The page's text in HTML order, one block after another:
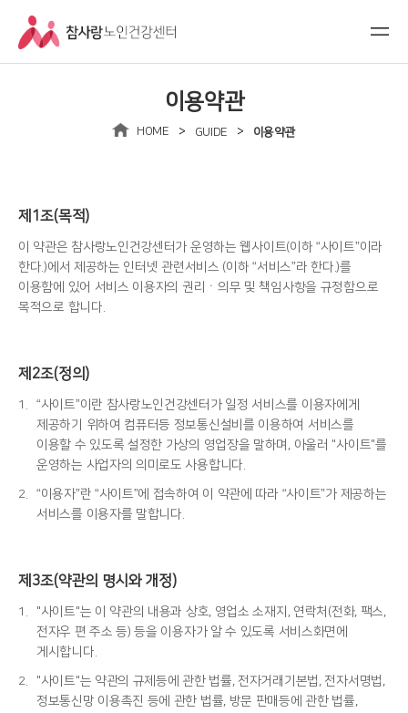
이용약관
HOME > GUIDE > 이용약관
제1조(목적)
이 약관은 참사랑노인건강센터가 운영하는 웹사이트(이하 “사이트”이라
한다.)에서 제공하는 인터넷 관련서비스 (이하 “서비스”라 한다.)를
이용함에 있어 서비스 이용자의 권리ㆍ의무 및 책임사항을 규정함으로
목적으로 합니다.
제2조(정의)
1.
“사이트”이란 참사랑노인건강센터가 일정 서비스를 이용자에게
제공하기 위하여 컴퓨터등 정보통신설비를 이용하여 서비스를
이용할 수 있도록 설정한 가상의 영업장을 말하며, 아울러 "사이트"를
운영하는 사업자의 의미로도 사용합니다.
2.
“이용자”란 “사이트”에 접속하여 이 약관에 따라 “사이트”가 제공하는
서비스를 이용자를 말합니다.
제3조(약관의 명시와 개정)
1.
"사이트"는 이 약관의 내용과 상호, 영업소 소재지, 연락처(전화, 팩스,
전자우 편 주소 등) 등을 이용자가 알 수 있도록 서비스화면에
게시합니다.
2.
"사이트"는 약관의 규제등에 관한 법률, 전자거래기본법, 전자서명법,
정보통신망 이용촉진 등에 관한 법률, 방문 판매등에 관한 법률,